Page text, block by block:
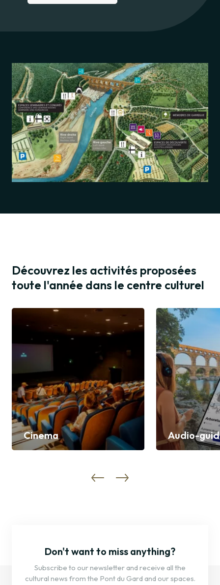
Découvrez les activités proposées
toute l'année dans le centre culturel
Cinema
Discover
Audio-
Discover
Don't want to miss anything?
Subscribe to our newsletter and receive all the
cultural news from the Pont du Gard and our spaces.